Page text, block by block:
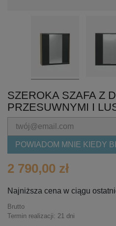
SZEROKA SZAFA Z
PRZESUWNYMI I
POWIADOM MNIE KIEDY
2 790,00 zł
Najniższa cena w ciągu
Brutto
Termin realizacji: 21 dni